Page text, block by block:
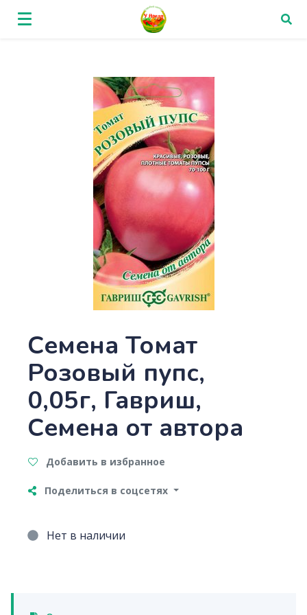
Семена Томат
Розовый пупс,
0,05г, Гавриш,
Семена от автора
Добавить в избранное
Поделиться в соцсетях
Нет в наличии